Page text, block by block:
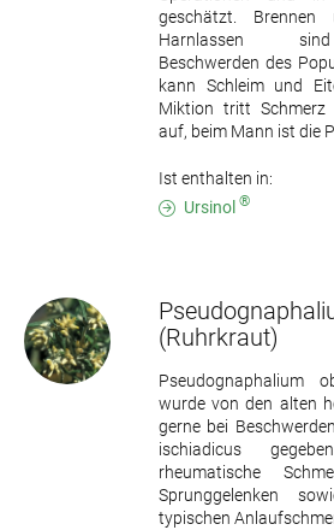
geschätzt. Brennen
Harnlassen
Beschwerden des
kann Schleim und
Miktion tritt Schmerz
auf, beim Mann ist die
Ist enthalten in:
Ursinol ®
(Ruhrkraut)
Pseudognaphalium
wurde von den alten
gerne bei
ischiadicus
rheumatische
Sprunggelenken
typischen